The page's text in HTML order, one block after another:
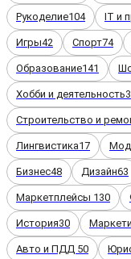
Рукоделие104 IT и
Игры42 Спорт74
Образование141
Хобби и деятельность
Строительство и
Лингвистика17
Бизнес48 Дизайн63
Маркетплейсы 130
История30
Авто и ПДД 50